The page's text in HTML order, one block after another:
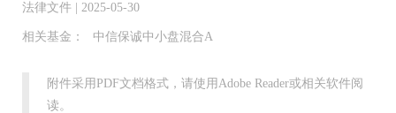
法律文件 | 2025-05-30
相关基金： 中信保诚中小盘混合A
附件采用PDF文档格式，请使用Adobe Reader或相关软件阅
读。